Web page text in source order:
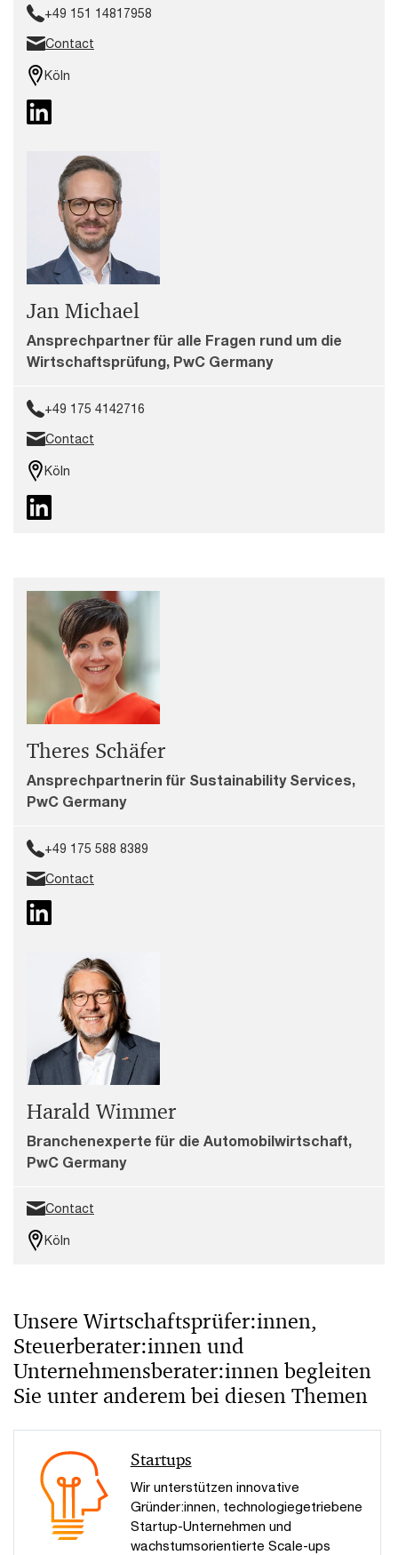
+49 151 14817958
Contact
Köln
Jan Michael
Ansprechpartner für alle Fragen rund um die
Wirtschaftsprüfung, PwC Germany
+49 175 4142716
Contact
Köln
Theres Schäfer
Ansprechpartnerin für Sustainability Services,
PwC Germany
+49 175 588 8389
Contact
Harald Wimmer
Branchenexperte für die Automobilwirtschaft,
PwC Germany
Contact
Köln
Unsere Wirtschaftsprüfer:innen,
Steuerberater:innen und
Unternehmensberater:innen begleiten
Sie unter anderem bei diesen Themen
Startups
Wir unterstützen innovative
Gründer:innen, technologiegetriebene
Startup-Unternehmen und
wachstumsorientierte Scale-ups